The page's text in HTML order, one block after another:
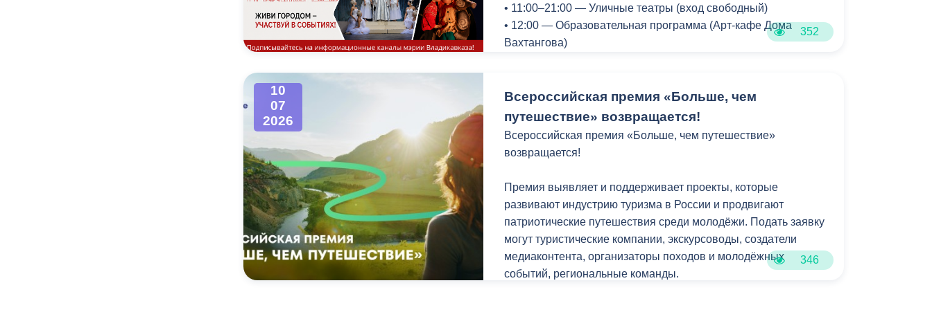
фыдбылызæй нæ хизæд!
Амондджын бæрæгбæттæ уе ΄ппæтыл дæр цæуæд!
• 11:00–21:00 — Уличные театры (вход свободный)
• 12:00 — Образовательная программа (Арт-кафе Дома
Вахтангова)
Конный театр «Нарты»
• 18:00 — «Нарты. Легенды возвращаются» — зрелищное
представление с джигитовкой, национальными танцами,
Филиал Мариинского театра в РСО – Алания
• 15:00 — Экскурсия по историческому зданию лютеранской
12 июля (воскресенье)
352
10
07
2026
Всероссийская премия «Больше, чем
путешествие» возвращается!
Всероссийская премия «Больше, чем путешествие»
возвращается!
Премия выявляет и поддерживает проекты, которые
развивают индустрию туризма в России и продвигают
патриотические путешествия среди молодёжи. Подать заявку
могут туристические компании, экскурсоводы, создатели
медиаконтента, организаторы походов и молодёжных
событий, региональные команды.
346